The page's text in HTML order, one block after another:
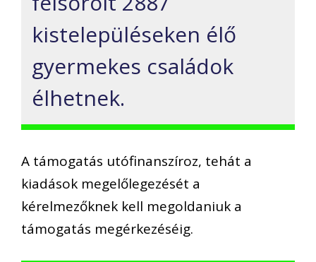
kistelepüléseken élő
gyermekes családok
élhetnek.
A támogatás utófinanszíroz, tehát a
kiadások megelőlegezését a
kérelmezőknek kell megoldaniuk a
támogatás megérkezéséig.